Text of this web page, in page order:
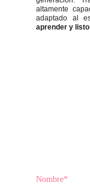
altamente
adaptado al
aprender y
Nombre*